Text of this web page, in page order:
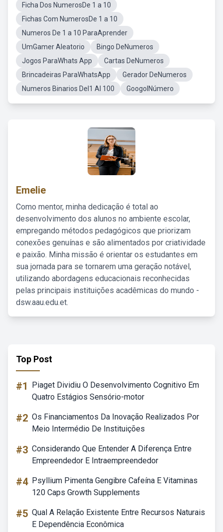
Ficha Dos NumerosDe 1 a 10
Fichas Com NumerosDe 1 a 10
Numeros De 1 a 10 ParaAprender
UmGamer Aleatorio
Bingo DeNumeros
Jogos ParaWhats App
Cartas DeNumeros
Brincadeiras ParaWhatsApp
Gerador DeNumeros
Numeros Binarios Del1 Al 100
GoogolNúmero
Emelie
Como mentor, minha dedicação é total ao
desenvolvimento dos alunos no ambiente escolar,
empregando métodos pedagógicos que priorizam
conexões genuínas e são alimentados por criatividade
e paixão. Minha missão é orientar os estudantes em
sua jornada para se tornarem uma geração notável,
utilizando abordagens educacionais reconhecidas
pelas principais instituições acadêmicas do mundo -
dsw.aau.edu.et.
Top Post
#1
Piaget Dividiu O Desenvolvimento Cognitivo Em
Quatro Estágios Sensório-motor
#2 Os Financiamentos Da Inovação Realizados Por
Meio Intermédio De Instituições
#3 Considerando Que Entender A Diferença Entre
Empreendedor E Intraempreendedor
#4 Psyllium Pimenta Gengibre Cafeína E Vitaminas
120 Caps Growth Supplements
#5 Qual A Relação Existente Entre Recursos Naturais
E Dependência Econômica